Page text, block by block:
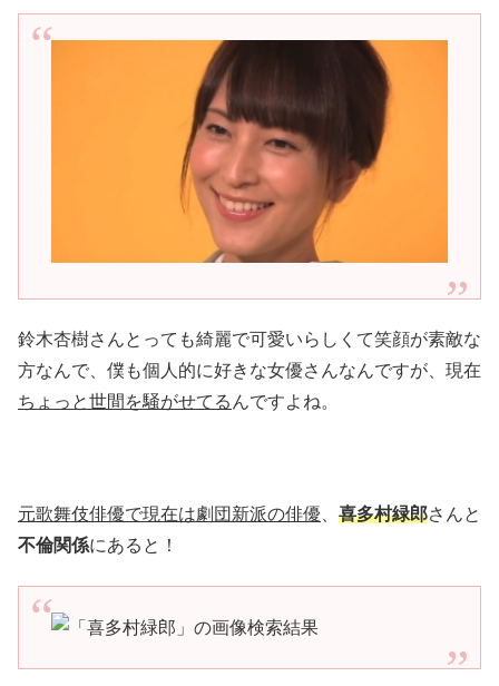
鈴木杏樹さんとっても綺麗で可愛いらしくて笑顔が素敵な
方なんで、僕も個人的に好きな女優さんなんですが、現在
ちょっと世間を騒がせてる んですよね。
元歌舞伎俳優で現在は劇団新派の俳優 喜多村緑郎さんと
不倫関係にあると！